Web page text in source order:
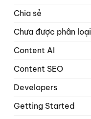
Chia sẻ
Chưa được phân loại
Content AI
Content SEO
Developers
Getting Started